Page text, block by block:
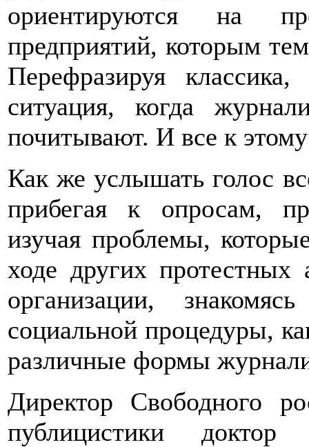
ориентируются на
предприятий, которым
Перефразируя
ситуация, когда
почитывают. И все к
Как же услышать голос
прибегая к опросам,
изучая проблемы,
ходе других
организации,
социальной процедуры,
различные формы
Директор Свободного
публицистики